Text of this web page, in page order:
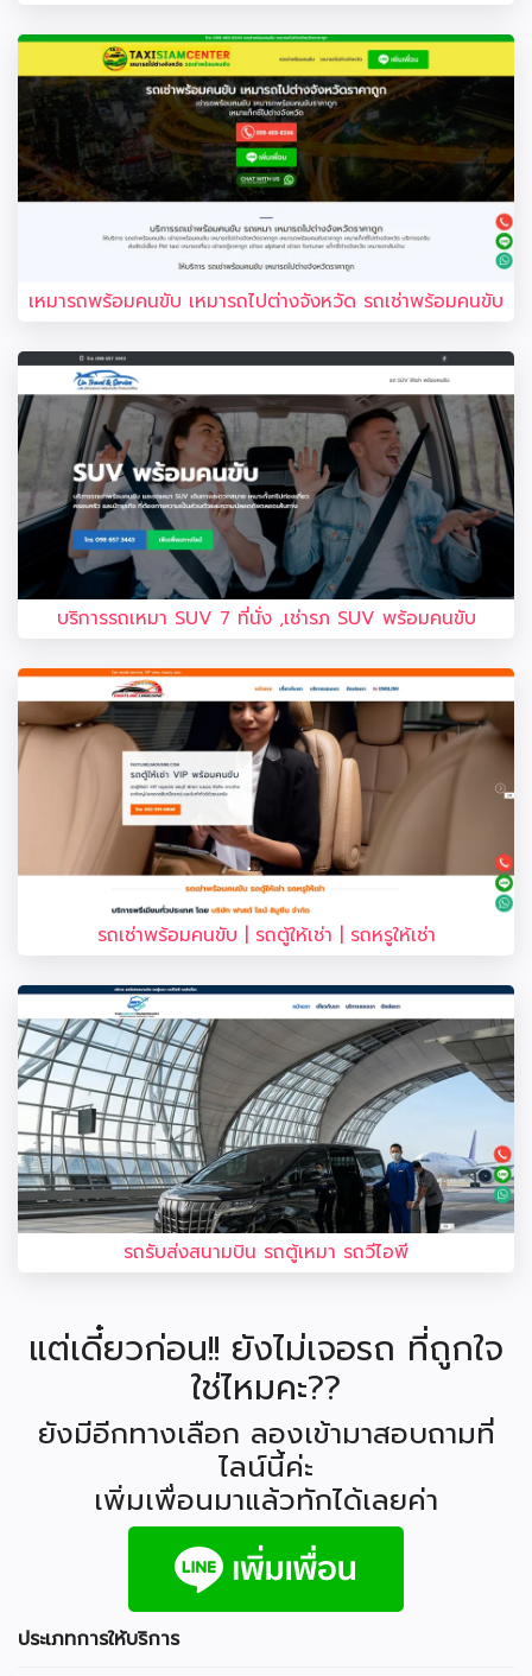
เหมารถพร้อมคนขับ เหมารถไปต่างจังหวัด รถเช่าพร้อมคนขับ
บริการรถเหมา SUV 7 ที่นั่ง ,เช่ารภ SUV พร้อมคนขับ
รถเช่าพร้อมคนขับ | รถตู้ให้เช่า | รถหรูให้เช่า
รถรับส่งสนามบิน รถตู้เหมา รถวีไอพี
แต่เดี๋ยวก่อน!! ยังไม่เจอรถ ที่ถูกใจ
ใช่ไหมคะ??
ยังมีอีกทางเลือก ลองเข้ามาสอบถามที่
ไลน์นี้ค่ะ
เพิ่มเพื่อนมาแล้วทักได้เลยค่า
ประเภทการให้บริการ